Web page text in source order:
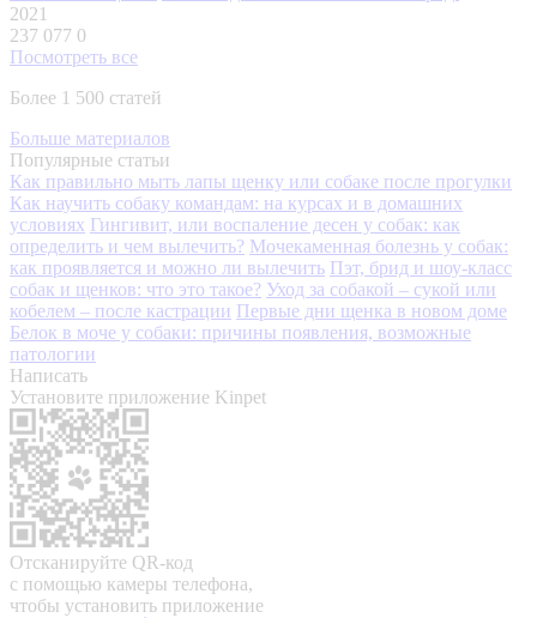
2021
237 077 0
Посмотреть все
Более 1 500 статей
Больше материалов
Популярные статьи
Как правильно мыть лапы щенку или собаке после прогулки
Как научить собаку командам: на курсах и в домашних
условиях Гингивит, или воспаление десен у собак: как
определить и чем вылечить? Мочекаменная болезнь у собак:
как проявляется и можно ли вылечить Пэт, брид и шоу-класс
собак и щенков: что это такое? Уход за собакой – сукой или
кобелем – после кастрации Первые дни щенка в новом доме
Белок в моче у собаки: причины появления, возможные
патологии
Написать
Установите приложение Kinpet
Отсканируйте QR-код
с помощью камеры телефона,
чтобы установить приложение